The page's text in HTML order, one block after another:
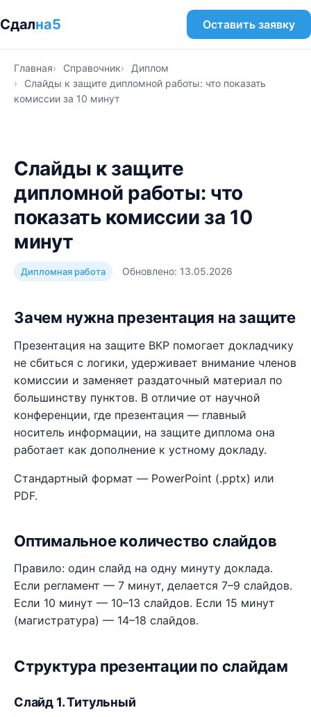
Сдална5 Оставить заявку
Главная Справочник
Диплом
Слайды к защите дипломной работы: что показать
комиссии за 10 минут
Слайды к защите
дипломной работы: что
показать комиссии за 10
минут
Дипломная работа Обновлено: 13.05.2026
Зачем нужна презентация на защите
Презентация на защите ВКР помогает докладчику
не сбиться с логики, удерживает внимание членов
комиссии и заменяет раздаточный материал по
большинству пунктов. В отличие от научной
конференции, где презентация — главный
носитель информации, на защите диплома она
работает как дополнение к устному докладу.
Стандартный формат — PowerPoint (.pptx) или
PDF.
Оптимальное количество слайдов
Правило: один слайд на одну минуту доклада.
Если регламент — 7 минут, делается 7–9 слайдов.
Если 10 минут — 10–13 слайдов. Если 15 минут
(магистратура) — 14–18 слайдов.
Структура презентации по слайдам
Слайд 1. Титульный